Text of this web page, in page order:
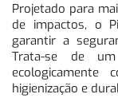
Projetado para
de impactos, o
garantir a
Trata-se de
ecologicamente
higienização e